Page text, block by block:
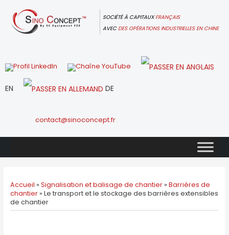
content
SOCIÉTÉ À CAPITAUXFRANÇAIS
AVECDES OPÉRATIONS INDUSTRIELLES EN CHINE
EN DE
contact@sinoconcept.fr
Accueil » Signalisation et balisage de chantier» Barrières de
chantier» Le transport et le stockage des barrières extensibles
de chantier